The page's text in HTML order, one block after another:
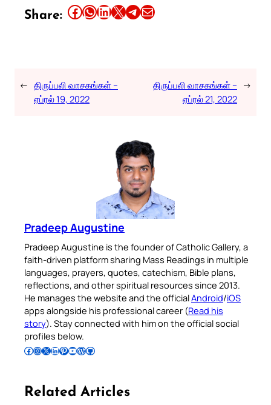
Share: Share this article on Facebook Share this article on WhatsApp Share this article on LinkedIn Share this article on X Share this article on TelegramEmail this Article
← திருப்பலி வாசகங்கள் –
ஏப்ரல் 19, 2022
திருப்பலி வாசகங்கள் –
ஏப்ரல் 21, 2022
→
Pradeep Augustine
Pradeep Augustine is the founder of Catholic Gallery, a
faith-driven platform sharing Mass Readings in multiple
languages, prayers, quotes, catechism, Bible plans,
reflections, and other spiritual resources since 2013.
He manages the website and the officialAndroid/iOS
apps alongside his professional career (Read his
story). Stay connected with him on the official social
profiles below.
Follow Pradeep on Facebook Follow Pradeep on InstagramFollow Pradeep on X Follow Pradeep on LinkedIn Follow Pradeep on Pinterest Subscribe to Pradeep’s Youtube Channel Follow Pradeep on WordPress Follow Pradeep on GitHub
Related Articles